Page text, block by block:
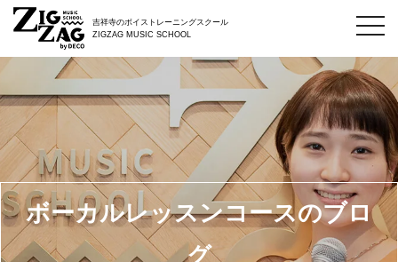
吉祥寺のボイストレーニングスクール
ZIGZAG MUSIC SCHOOL
ボーカルレッスンコースのブロ
グ